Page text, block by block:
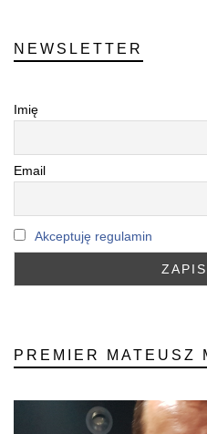
NEWSLETTER
Imię
Email
Akceptuję regulamin
PREMIER MATEUSZ